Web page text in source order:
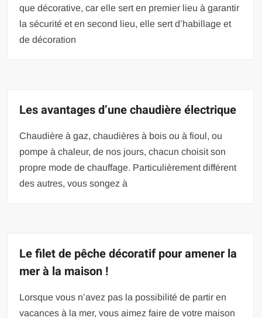
que décorative, car elle sert en premier lieu à garantir
la sécurité et en second lieu, elle sert d’habillage et
de décoration
Les avantages d’une chaudière électrique
Chaudière à gaz, chaudières à bois ou à fioul, ou
pompe à chaleur, de nos jours, chacun choisit son
propre mode de chauffage. Particulièrement différent
des autres, vous songez à
Le filet de pêche décoratif pour amener la
mer à la maison !
Lorsque vous n’avez pas la possibilité de partir en
vacances à la mer, vous aimez faire de votre maison